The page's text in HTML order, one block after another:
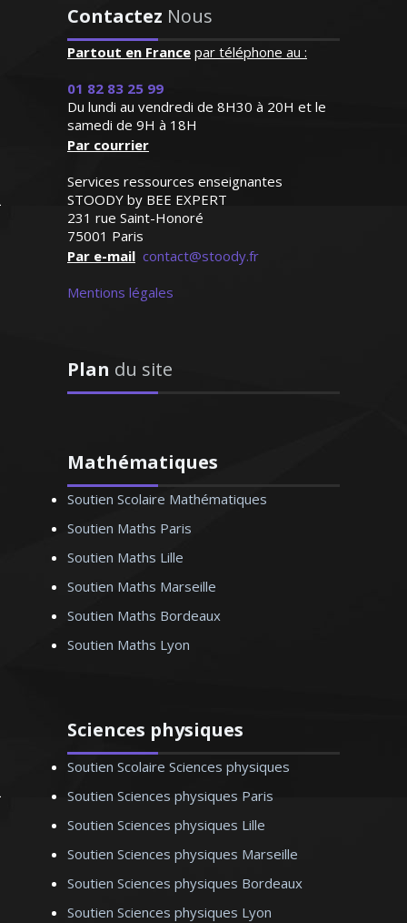
enseignante !"
Madame B.S (Villeneuve d'Ascq,
élève en classe de troisième)
Monsieur A. Eric – Professeur
d’anglais – Marseille
entreprises commerciales, j’enseigne au
sens pédagogique, je m'attache avant
Monsieur T. Jean-Yves – Professeur
universitaire de droit - Paris
Contactez Nous
Partout en France par téléphone au :
01 82 83 25 99
Du lundi au vendredi de 8H30 à 20H et le
samedi de 9H à 18H
Par courrier
Services ressources enseignantes
STOODY by BEE EXPERT
231 rue Saint-Honoré
75001 Paris
Par e-mail contact@stoody.fr
Mentions légales
Plan du site
Mathématiques
Soutien Scolaire Mathématiques
Soutien Maths Paris
Soutien Maths Lille
Soutien Maths Marseille
Soutien Maths Bordeaux
Soutien Maths Lyon
Sciences physiques
Soutien Scolaire Sciences physiques
Soutien Sciences physiques Paris
Soutien Sciences physiques Lille
Soutien Sciences physiques Marseille
Soutien Sciences physiques Bordeaux
Soutien Sciences physiques Lyon